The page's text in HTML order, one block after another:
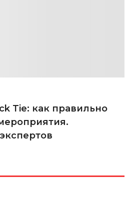
Tie: как правильно